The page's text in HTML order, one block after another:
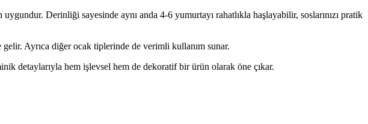
Derinliği sayesinde aynı anda 4-6 yumurtayı rahatlıkla haşlayabilir, soslarınızı pratik
Ayrıca diğer ocak tiplerinde de verimli kullanım sunar.
detaylarıyla hem işlevsel hem de dekoratif bir ürün olarak öne çıkar.